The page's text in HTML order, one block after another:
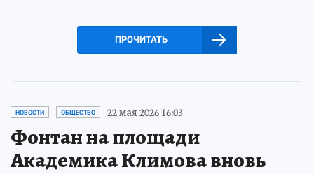
ПРОЧИТАТЬ
НОВОСТИ ОБЩЕСТВО 22 мая 2026 16:03
Фонтан на площади
Академика Климова вновь